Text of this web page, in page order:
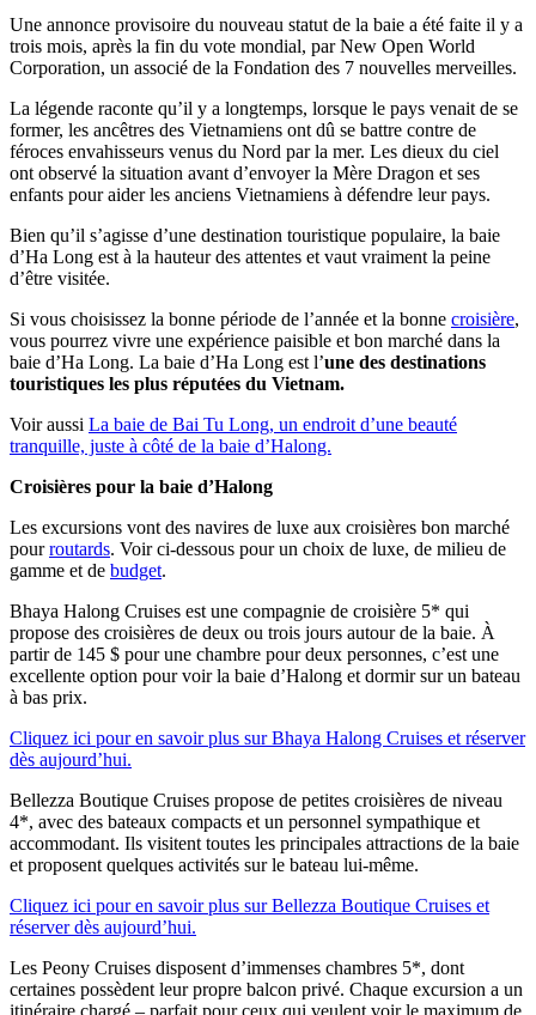
Une annonce provisoire du nouveau statut de la baie a été faite il y a
trois mois, après la fin du vote mondial, par New Open World
Corporation, un associé de la Fondation des 7 nouvelles merveilles.
La légende raconte qu’il y a longtemps, lorsque le pays venait de se
former, les ancêtres des Vietnamiens ont dû se battre contre de
féroces envahisseurs venus du Nord par la mer. Les dieux du ciel
ont observé la situation avant d’envoyer la Mère Dragon et ses
enfants pour aider les anciens Vietnamiens à défendre leur pays.
Bien qu’il s’agisse d’une destination touristique populaire, la baie
d’Ha Long est à la hauteur des attentes et vaut vraiment la peine
d’être visitée.
Si vous choisissez la bonne période de l’année et la bonne croisière,
vous pourrez vivre une expérience paisible et bon marché dans la
baie d’Ha Long. La baie d’Ha Long est l’une des destinations
touristiques les plus réputées du Vietnam.
Voir aussi La baie de Bai Tu Long, un endroit d’une beauté
tranquille, juste à côté de la baie d’Halong.
Croisières pour la baie d’Halong
Les excursions vont des navires de luxe aux croisières bon marché
pourroutards. Voir ci-dessous pour un choix de luxe, de milieu de
gamme et de budget.
Bhaya Halong Cruises est une compagnie de croisière 5* qui
propose des croisières de deux ou trois jours autour de la baie. À
partir de 145 $ pour une chambre pour deux personnes, c’est une
excellente option pour voir la baie d’Halong et dormir sur un bateau
à bas prix.
Cliquez ici pour en savoir plus sur Bhaya Halong Cruises et réserver
dès aujourd’hui.
Bellezza Boutique Cruises propose de petites croisières de niveau
4*, avec des bateaux compacts et un personnel sympathique et
accommodant. Ils visitent toutes les principales attractions de la baie
et proposent quelques activités sur le bateau lui-même.
Cliquez ici pour en savoir plus sur Bellezza Boutique Cruises et
réserver dès aujourd’hui.
Les Peony Cruises disposent d’immenses chambres 5*, dont
certaines possèdent leur propre balcon privé. Chaque excursion a un